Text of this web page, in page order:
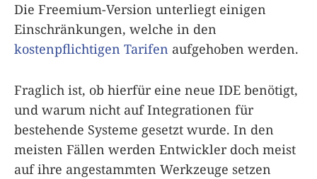
Die Freemium-Version unterliegt einigen
Einschränkungen, welche in den
kostenpflichtigen Tarifen aufgehoben werden.
Fraglich ist, ob hierfür eine neue IDE benötigt,
und warum nicht auf Integrationen für
bestehende Systeme gesetzt wurde. In den
meisten Fällen werden Entwickler doch meist
auf ihre angestammten Werkzeuge setzen